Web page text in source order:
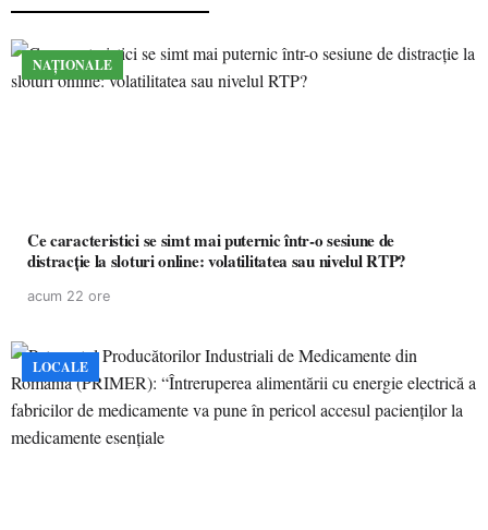
NAȚIONALE
Ce caracteristici se simt mai puternic într-o sesiune de
distracție la sloturi online: volatilitatea sau nivelul RTP?
acum 22 ore
LOCALE